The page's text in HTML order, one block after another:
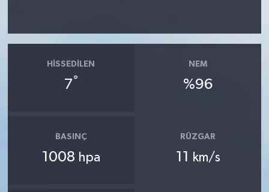
HISSEDILEN
7°
NEM
%96
BASINÇ
1008 hpa
RÜZGAR
11 km/s